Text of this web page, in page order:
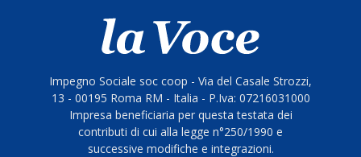
Impegno Sociale soc coop - Via del Casale Strozzi,
13 - 00195 Roma RM - Italia - P.Iva: 07216031000
Impresa beneficiaria per questa testata dei
contributi di cui alla legge n°250/1990 e
successive modifiche e integrazioni.